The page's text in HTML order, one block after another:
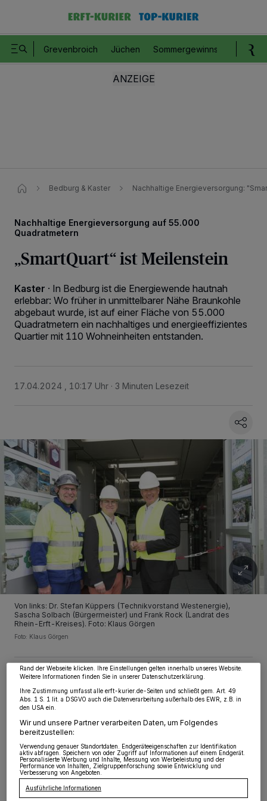
Grevenbroich Jüchen Sommergewinnspiel
Bedburg & Kaster Nachhaltige Energieversorgung:
Nachhaltige Energieversorgung auf 55.000
Quadratmetern
„SmartQuart“ ist Meilenstein
Kaster · In Bedburg ist die Energiewende hautnah
erlebbar: Wo früher in unmittelbarer Nähe Braunkohle
abgebaut wurde, ist auf einer Fläche von 55.000
Quadratmetern ein nachhaltiges und energieeffizientes
Quartier mit 110 Wohneinheiten entstanden.
17.04.2024 , 10:17 Uhr 3 Minuten Lesezeit
Von links: Dr. Stefan Küppers (Technikvorstand Westenergie),
Sascha Solbach (Bürgermeister) und Frank Rock (Landrat des
Rhein-Erft-Kreises). Foto: Klaus Görgen
Foto: Klaus Görgen
N un hat der Ausbau einen wichtigen
Meilenstein erreicht: Die
Energieversorgung des Quartiers wird
vollständig in Betrieb genommen. Ob Strom,
Wärme oder Kühlung: Grüne Energie wird
Wir und unsere 218
-Partner speichern und greifen auf personenbezogene Daten
wie Browserdaten oder eindeutige Kennungen auf Ihrem Gerät zu. Durch Auswahl
von OK aktivieren Sie Tracking-Technologien für die unter „Wir und unsere
Partner verarbeiten Daten, um Ihnen Dienste bereitzustellen“ aufgeführten
Zwecke. Wenn Tracker deaktiviert sind, sind manche Inhalte und Anzeigen
Rand der Webseite klicken. Ihre Einstellungen gelten innerhalb unseres Website.
Weitere Informationen finden Sie in unserer Datenschutzerklärung.
Ihre Zustimmung umfasst alle erft-kurier.de-Seiten und schließt gem. Art. 49
Abs. 1 S. 1 lit. a DSGVO auch die Datenverarbeitung außerhalb des EWR, z.B. in
den USA ein.
Wir und unsere Partner verarbeiten Daten, um Folgendes
bereitzustellen:
Verwendung genauer Standortdaten. Endgeräteeigenschaften zur Identifikation
aktiv abfragen. Speichern von oder Zugriff auf Informationen auf einem Endgerät.
Personalisierte Werbung und Inhalte, Messung von Werbeleistung und der
Performance von Inhalten, Zielgruppenforschung sowie Entwicklung und
Verbesserung von Angeboten.
Ausführliche Informationen